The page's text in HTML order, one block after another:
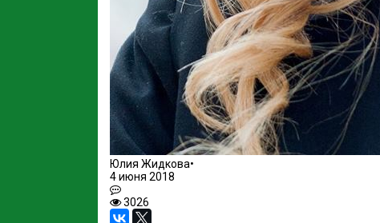
Юлия Жидкова•
4 июня 2018
3026